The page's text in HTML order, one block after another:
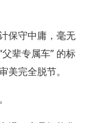
保守中庸，毫无
辈专属车” 的标
美完全脱节。